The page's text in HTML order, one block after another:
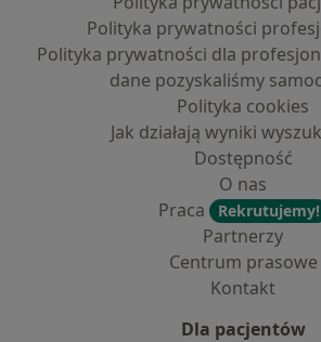
Polityka prywatności
Polityka prywatności dla
dane pozyskaliśmy
Polityka cookies
Jak działają wyniki
Dostępność
O nas
Praca
Rekrutujemy!
Partnerzy
Centrum prasowe
Kontakt
Dla pacjentów